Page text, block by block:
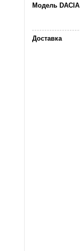
Модель DACIA
Доставка